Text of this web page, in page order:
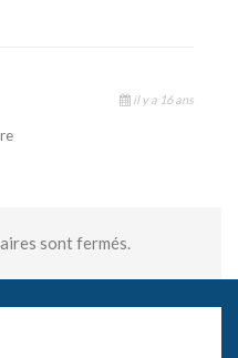
il y a 16 ans
sont fermés.